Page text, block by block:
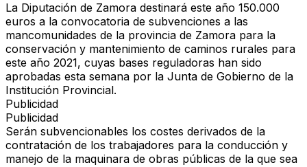
La Diputación de Zamora destinará este año 150.000
euros a la convocatoria de subvenciones a las
mancomunidades de la provincia de Zamora para la
conservación y mantenimiento de caminos rurales para
este año 2021, cuyas bases reguladoras han sido
aprobadas esta semana por la Junta de Gobierno de la
Institución Provincial.
Publicidad
Publicidad
Serán subvencionables los costes derivados de la
contratación de los trabajadores para la conducción y
manejo de la maquinara de obras públicas de la que sea